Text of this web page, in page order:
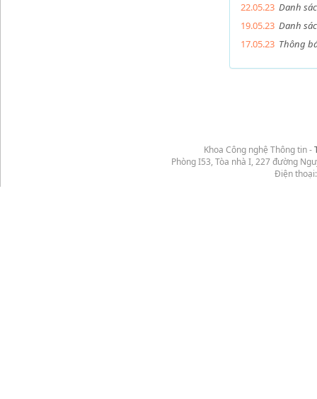
22.05.23 Danh
19.05.23 Danh
17.05.23 Thông
Khoa Công nghệ Thông tin -
Phòng I53, Tòa nhà I, 227 đường
Điện